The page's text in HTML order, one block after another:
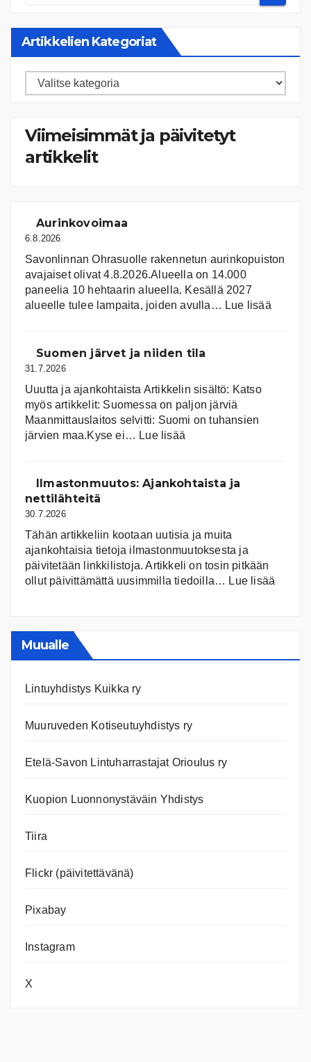
Artikkelien Kategoriat
Artikkelien
Viimeisimmät ja päivitetyt
artikkelit
Aurinkovoimaa
6.8.2026
Savonlinnan Ohrasuolle rakennetun aurinkopuiston
avajaiset olivat 4.8.2026.Alueella on 14.000
paneelia 10 hehtaarin alueella. Kesällä 2027
alueelle tulee lampaita, joiden avulla… Lue lisää:
Suomen järvet ja niiden tila
31.7.2026
Uuutta ja ajankohtaista Artikkelin sisältö: Katso
myös artikkelit: Suomessa on pal­jon jär­viä
Maanmittauslaitos selvitti: Suomi on tuhansien
järvien maa.Kyse ei… Lue lisää
ja
Ilmastonmuutos: Ajankohtaista ja
nettilähteitä
30.7.2026
Tähän artikkeliin kootaan uutisia ja muita
ajankohtaisia tietoja ilmastonmuutoksesta ja
päivitetään linkkilistoja. Artikkeli on tosin pitkään
ollut päivittämättä uusimmilla tiedoilla… Lue lisää
Muualle
Lintuyhdistys Kuikka ry
Muuruveden Kotiseutuyhdistys ry
Etelä-Savon Lintuharrastajat Orioulus ry
Kuopion Luonnonystäväin Yhdistys
Tiira
Flickr (päivitettävänä)
Pixabay
Instagram
X